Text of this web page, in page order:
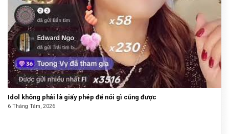
Idol không phải là giấy phép để nói gì cũng được
6 Tháng Tám, 2026